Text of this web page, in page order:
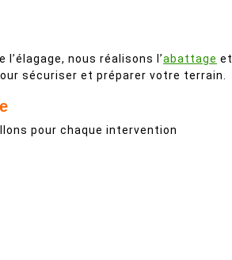
l’élagage, nous réalisons l’abattage et
sécuriser et préparer votre terrain.
pour chaque intervention